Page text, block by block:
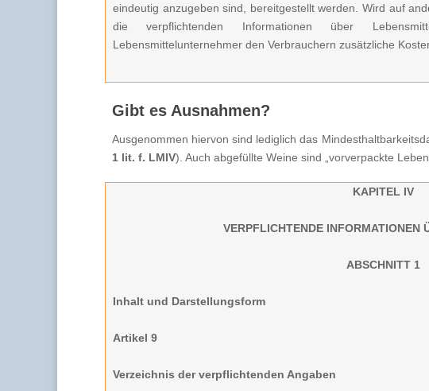
eindeutig anzugeben sind, bereitgestellt werden. Wird auf
die verpflichtenden Informationen über
Lebensmittelunternehmer den Verbrauchern zusätzliche
Gibt es Ausnahmen?
Ausgenommen hiervon sind lediglich das
1 lit. f. LMIV). Auch abgefüllte Weine sind „vorverpackte
KAPITEL IV
VERPFLICHTENDE INFORMATIONEN
ABSCHNITT 1
Inhalt und Darstellungsform
Artikel 9
Verzeichnis der verpflichtenden Angaben